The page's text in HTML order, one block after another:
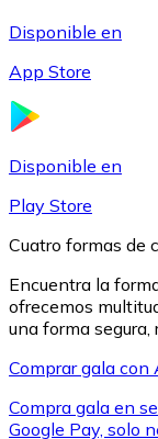
XRP
Disponible en
App Store
Disponible en
Play Store
Cuatro formas de
Encuentra la
ofrecemos
una forma segura,
Comprar gala con
Compra gala en
Google Pay, solo